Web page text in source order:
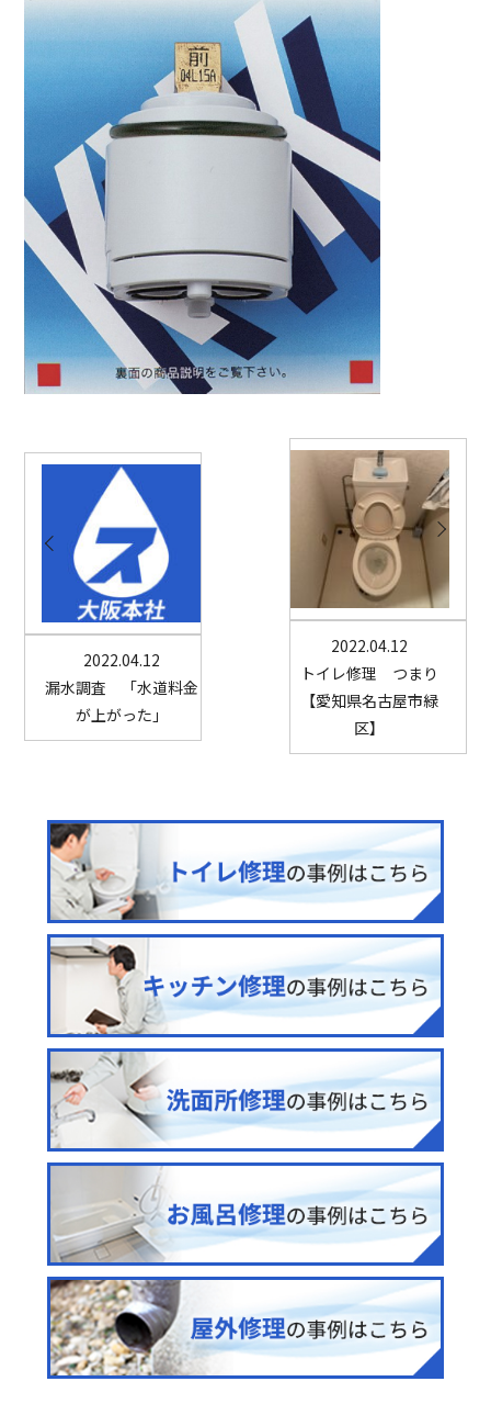
2022.04.12
漏水調査 「水道料金
が上がった」
2022.04.12
トイレ修理 つまり
【愛知県名古屋市緑
区】